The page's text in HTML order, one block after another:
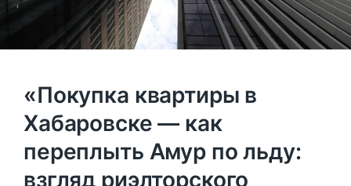
«Покупка квартиры в
Хабаровске — как
переплыть Амур по льду:
взгляд риэлторского